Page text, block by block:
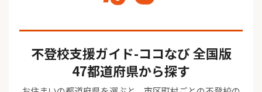
不登校支援ガイド-ココなび 全国版
47都道府県から探す